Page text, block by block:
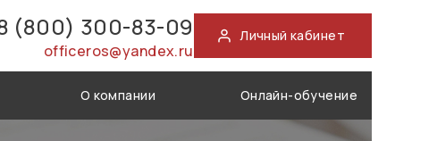
(800) 300-83-09
officeros@yandex.ru
Личный кабинет
О компании Онлайн-обучение